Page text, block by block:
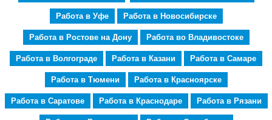
Работа в Уфе Работа в Новосибирске
Работа в Ростове на Дону Работа во Владивостоке
Работа в Волгограде Работа в Казани Работа в Самаре
Работа в Тюмени Работа в Красноярске
Работа в Саратове Работа в Краснодаре Работа в Рязани